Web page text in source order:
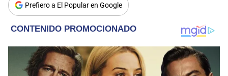
Prefiero a El Popular en Google